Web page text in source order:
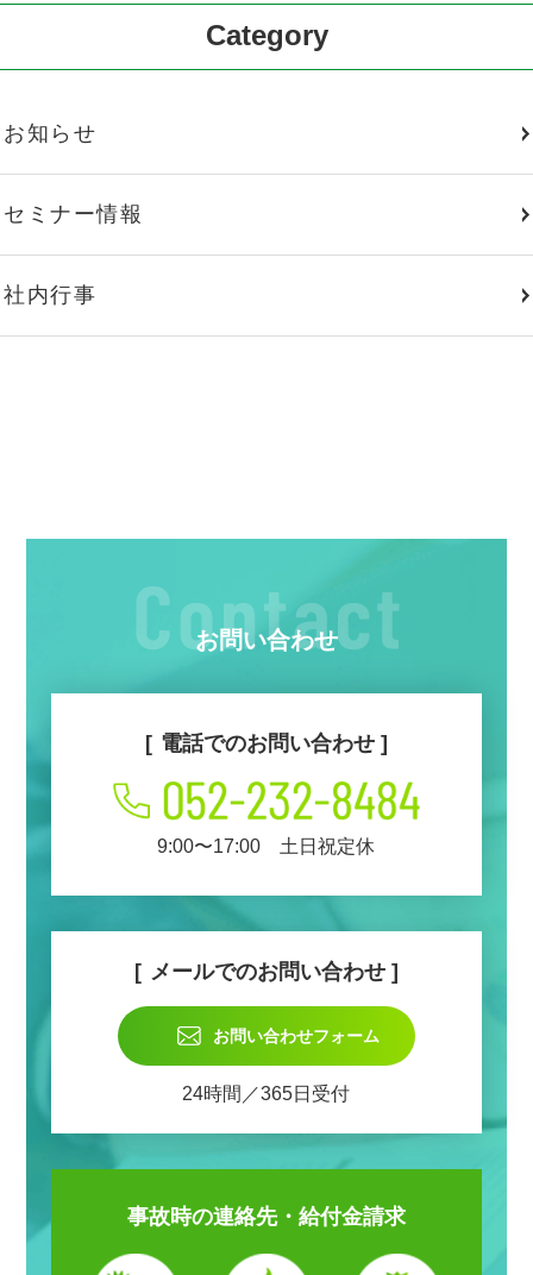
Category
お知らせ
セミナー情報
社内行事
お問い合わせ
電話でのお問い合わせ
9:00〜17:00 土日祝定休
メールでのお問い合わせ
お問い合わせフォーム
24時間／365日受付
事故時の連絡先・給付金請求